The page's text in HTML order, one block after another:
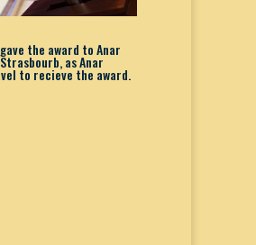
the award to Anar
as Anar
to recieve the award.